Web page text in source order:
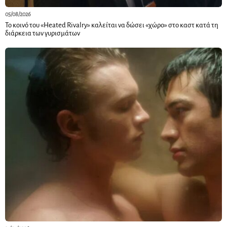
05/08/2026
Το κοινό του «Heated Rivalry» καλείται να δώσει «χώρο» στο καστ κατά τη
διάρκεια των γυρισμάτων